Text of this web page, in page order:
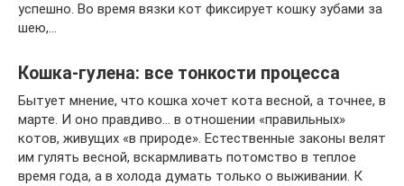
успешно. Во время вязки кот фиксирует кошку зубами за
шею,…
Кошка-гулена: все тонкости процесса
Бытует мнение, что кошка хочет кота весной, а точнее, в
марте. И оно правдиво… в отношении «правильных»
котов, живущих «в природе». Естественные законы велят
им гулять весной, вскармливать потомство в теплое
время года, а в холода думать только о выживании. К